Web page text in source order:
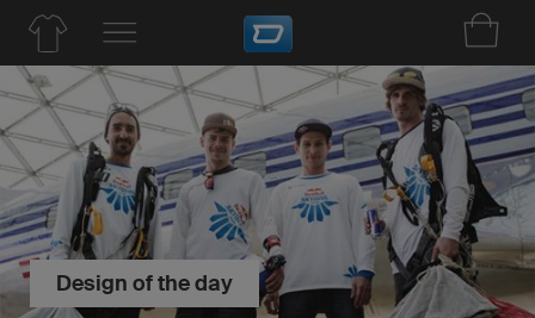
Design of the day